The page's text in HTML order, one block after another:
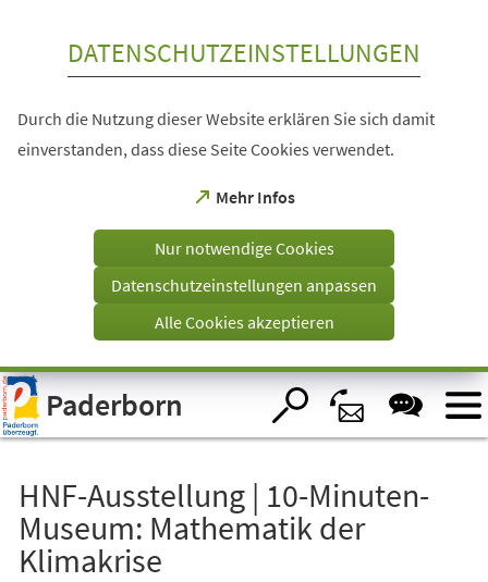
Visuelle
Assistenzsoftware
öffnen.
DATENSCHUTZEINSTELLUNGEN
Durch die Nutzung dieser Website erklären Sie sich damit
einverstanden, dass diese Seite Cookies verwendet.
Mehr Infos
(Öffnet
einem
Tab)
Nur notwendige Cookies
Datenschutzeinstellungen anpassen
Alle Cookies akzeptieren
Paderborn
HNF-Ausstellung | 10-Minuten-
Museum: Mathematik der
Klimakrise